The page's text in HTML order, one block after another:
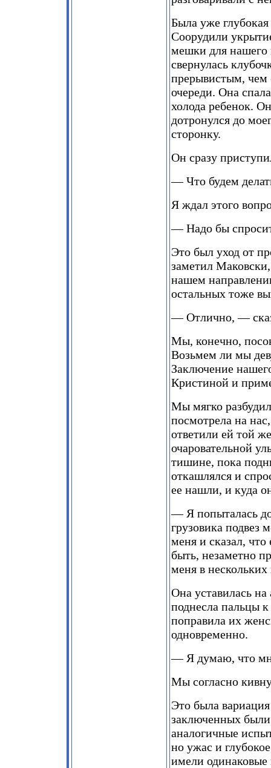
Была уже
Соорудили
мешки для нашего
свернулась
прерывистым, чем
очереди. Она
холода ребенок.
дотронулся до
сторонку.
Он сразу
— Что будем
Я ждал этого
— Надо бы
Это был уход от
заметил
нашем
остальных тоже
— Отлично, —
Мы, конечно,
Возьмем ли мы
Заключение
Кристиной и
Мы мягко
посмотрела на
ответили ей той
очаровательной
тишине, пока
откашлялся и
ее нашли, и куда
— Я попыталась
грузовика подвез
меня и сказал,
быть, незаметно
меня в
Она уставилась
поднесла пальцы
поправила их
одновременно.
— Я думаю, что
Мы согласно
Это была
заключенных
аналогичные
но ужас и
имели